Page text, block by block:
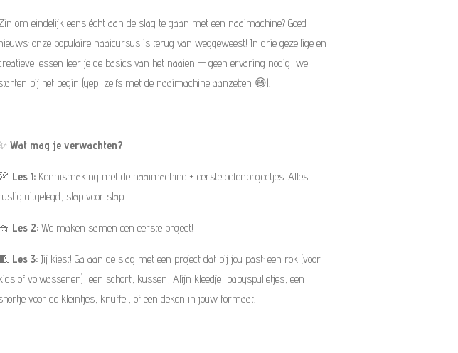
om eindelijk eens écht aan de slag te gaan met een naaimachine? Goed
onze populaire naaicursus is terug van weggeweest! In drie gezellige en
lessen leer je de basics van het naaien — geen ervaring nodig, we
bij het begin (yep, zelfs met de naaimachine aanzetten 😄).
Wat mag je verwachten?
Les 1: Kennismaking met de naaimachine + eerste oefenprojectjes. Alles
uitgelegd, stap voor stap.
Les 2: We maken samen een eerste project!
Les 3: Jij kiest! Ga aan de slag met een project dat bij jou past: een rok (voor
of volwassenen), een schort, kussen, Alijn kleedje, babyspulletjes, een
voor de kleintjes, knuffel, of een deken in jouw formaat.